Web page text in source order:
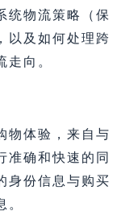
统物流策略（保
以及如何处理跨
走向。
物体验，来自与
准确和快速的同
身份信息与购买
。